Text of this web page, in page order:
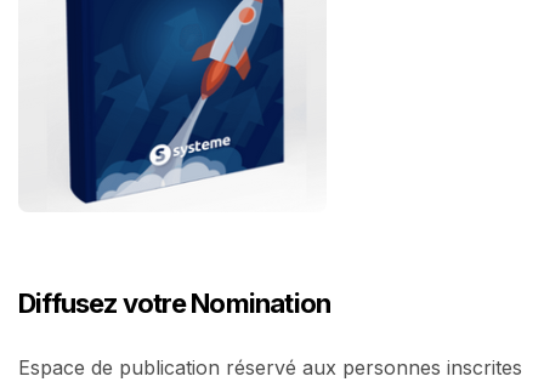
Diffusez votre Nomination
Espace de publication réservé aux personnes inscrites